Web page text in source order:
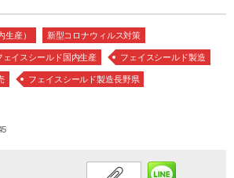
生産） 新型コロナウィルス対策
ェイスシールド国内生産 フェイスシールド製造
フェイスシールド製造長野県